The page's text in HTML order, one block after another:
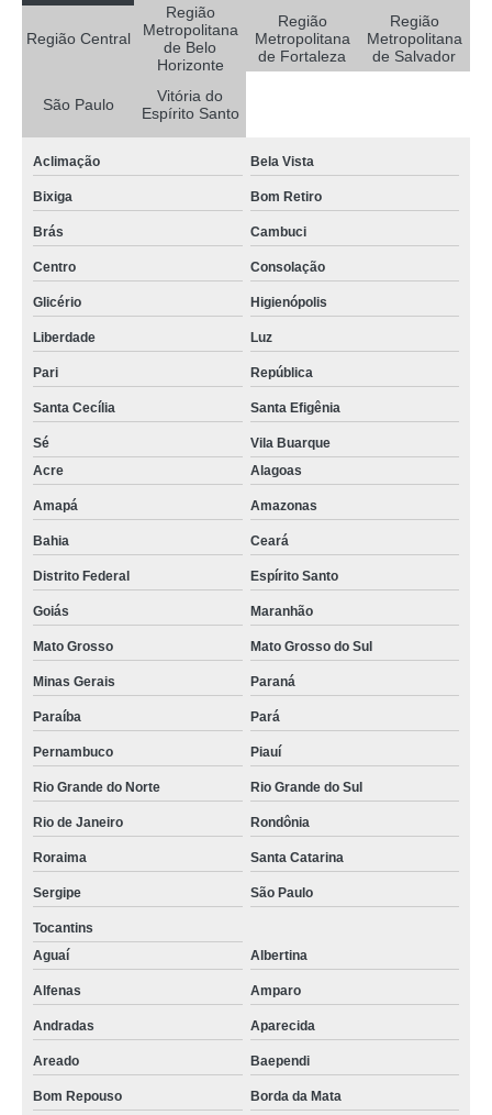
preço de rastreador para caminhão via satélite Mogi Mirim
sistema de rastreamento de caminhões Itatiaiuçu
rastreador de caminhão preço Araxá
empresa de rastreamento de caminhões telefone Porto Alegre
preço de rastreador e bloqueador de caminhão Itaguara
preço de rastreador veicular para caminhões Santa Cecília
rastreador de caminhão Alagoas
instalação de rastreador em caminhão São João da Boa Vista
onde tem sistema de rastreamento de caminhões Paracuru
preço de rastreador para caminhão Guaiúba
preço de rastreador para caminhão via satélite Mogi Mirim
empresa de rastreamento de caminhões São João da Boa Vista
preço de rastreamento de caminhão via satélite Casa Branca
rastreador satelital para caminhões preço Brás
sistema de rastreamento de caminhões Itatiaiuçu
onde tem sistema de rastreamento de caminhões Paracuru
preço de rastreador satelital para caminhões Guaiúba
preço de rastreador via satélite para caminhão Maringá
rastreador e bloqueador de caminhão preço Centro
preço de rastreador via satélite para caminhão Maringá
rastreador veicular para caminhões preço Zona Oeste
rastreador via satélite para caminhão preço Campanha
instalação de rastreador em caminhão preço Mário Cypreste
Região Central
Região
Metropolitana
de Belo
Horizonte
Região
Metropolitana
de Fortaleza
Região
Metropolitana
de Salvador
São Paulo
Vitória do
Espírito Santo
Aclimação Bela Vista
Bixiga Bom Retiro
Brás Cambuci
Centro Consolação
Glicério Higienópolis
Liberdade Luz
Pari República
Santa Cecília Santa Efigênia
Sé
Vila Buarque
Acre
Alagoas
Amapá Amazonas
Bahia Ceará
Distrito Federal Espírito Santo
Goiás Maranhão
Mato Grosso Mato Grosso do Sul
Minas Gerais Paraná
Paraíba Pará
Pernambuco Piauí
Rio Grande do Norte Rio Grande do Sul
Rio de Janeiro Rondônia
Roraima Santa Catarina
Sergipe São Paulo
Tocantins
Aguaí
Albertina
Alfenas Amparo
Andradas Aparecida
Areado Baependi
Bom Repouso Borda da Mata